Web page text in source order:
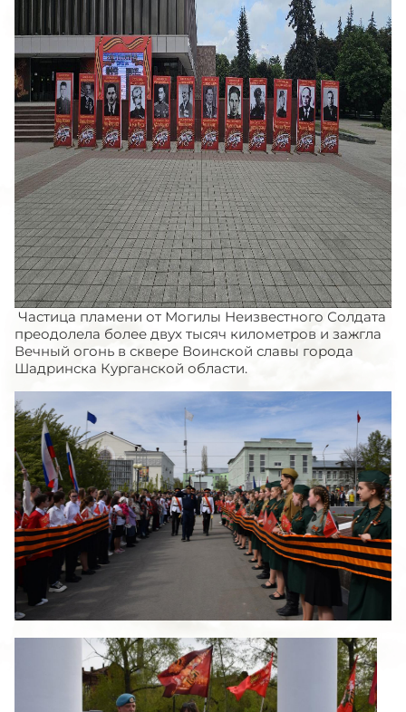
Частица пламени от Могилы Неизвестного Солдата
преодолела более двух тысяч километров и зажгла
Вечный огонь в сквере Воинской славы города
Шадринска Курганской области.